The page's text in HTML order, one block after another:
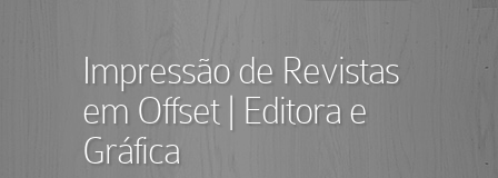
Impressão de Revistas
em Offset | Editora e
Gráfica